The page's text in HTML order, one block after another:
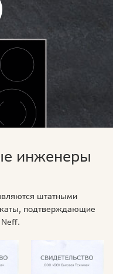
инженеры
штатными
подтверждающие